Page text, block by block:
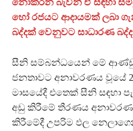
හෝ රජයට ආදායමක් ලබා
බද්දක් වෙනුවට සාධාරණ
සීනි සම්බන්ධයෙන් මේ
ජනතාවට අනාවරණය වූයේ
මාසයේදී එතෙක් සීනි සඳහා
අඩු කිරීමේ තීරණය
කිරීමේදී උපරිම ඵල